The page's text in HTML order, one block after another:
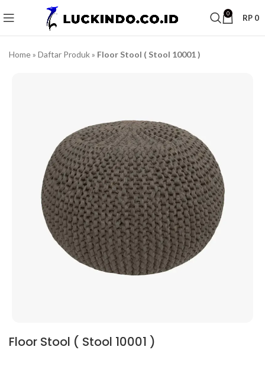
0 RP 0
Home» Daftar Produk» Floor Stool ( Stool 10001 )
Floor Stool ( Stool 10001 )